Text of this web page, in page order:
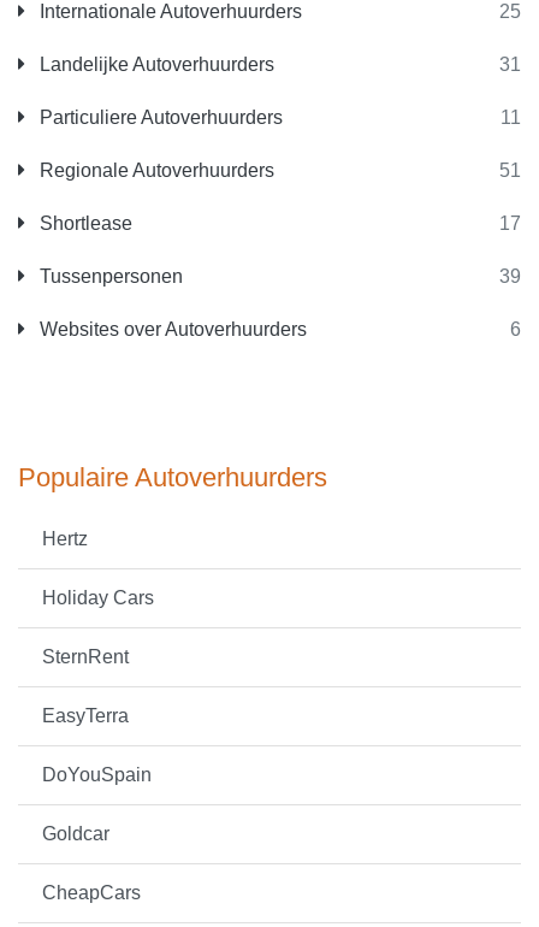
Internationale Autoverhuurders 25
Landelijke Autoverhuurders 31
Particuliere Autoverhuurders 11
Regionale Autoverhuurders 51
Shortlease 17
Tussenpersonen 39
Websites over Autoverhuurders 6
Populaire Autoverhuurders
Hertz
Holiday Cars
SternRent
EasyTerra
DoYouSpain
Goldcar
CheapCars